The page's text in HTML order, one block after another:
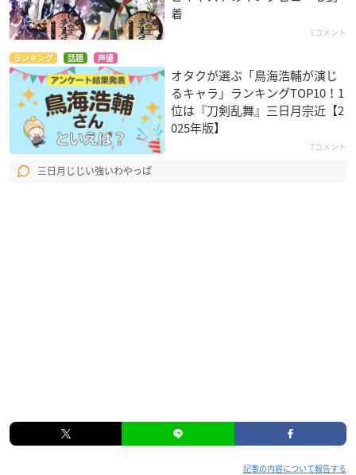
着
1コメント
ランキング 話題 声優
オタクが選ぶ「鳥海浩輔が演じ
るキャラ」ランキングTOP10！1
位は『刀剣乱舞』三日月宗近【2
025年版】
7コメント
三日月じじい強いわやっぱ
記事の内容について報告する